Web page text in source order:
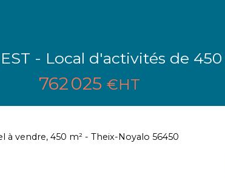
- Local d'activités de 450
762 025 €HT
à vendre, 450 m² - Theix-Noyalo 56450